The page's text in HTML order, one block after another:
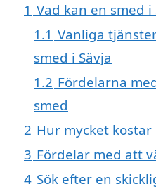
1 Vad kan en smed
1.1 Vanliga
smed i Sävja
1.2 Fördelarna
smed
2 Hur mycket kostar
3 Fördelar med att
4 Sök efter en